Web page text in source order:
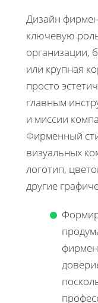
Дизайн
ключевую
организации,
или крупная
просто
главным
и миссии
Фирменный
визуальных
логотип,
другие